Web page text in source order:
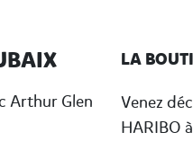
Arthur Glen
LA
Venez
HARIBO